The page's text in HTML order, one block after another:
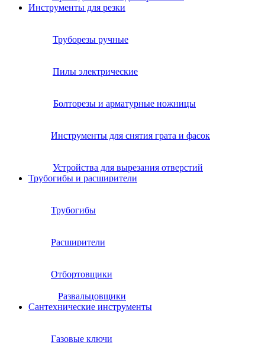
Инструменты для резки
Труборезы ручные
Пилы электрические
Болторезы и арматурные ножницы
Инструменты для снятия грата и фасок
Устройства для вырезания отверстий
Трубогибы и расширители
Трубогибы
Расширители
Отбортовщики
Развальцовщики
Сантехнические инcтрументы
Газовые ключи